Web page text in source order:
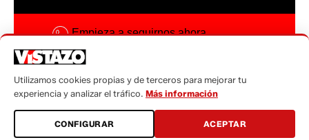
Empieza a seguirnos ahora
Código ética
Sugerencias a:
sugerencias@vistazo.com
Utilizamos cookies propias y de terceros para mejorar tu
experiencia y analizar el tráfico. Más información
CONFIGURAR ACEPTAR